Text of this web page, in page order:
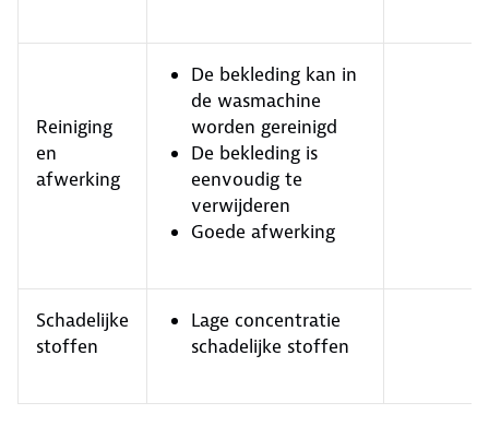
Reiniging
en
afwerking
De bekleding kan in
de wasmachine
worden gereinigd
De bekleding is
eenvoudig te
verwijderen
Goede afwerking
Schadelijke
stoffen
Lage concentratie
schadelijke stoffen